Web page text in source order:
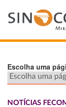
Escolha uma
NOTÍCIAS